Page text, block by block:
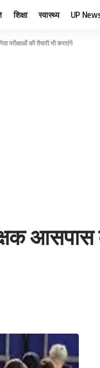
शिक्षा स्वास्थ्य UP
परीक्षाओं की तैयारी भी कराएंगे
आसपास